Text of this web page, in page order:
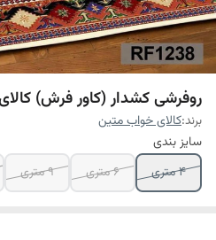
روفرشی کشدار (کاور فرش) کالای
برند:کالای خواب متین
سایز بندی
4 متری
6 متری 9 متری